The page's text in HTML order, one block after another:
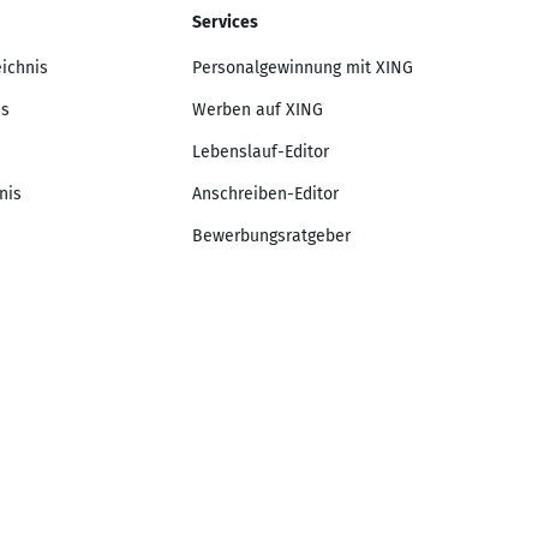
Services
Personalgewinnung mit XING
Werben auf XING
Lebenslauf-Editor
Anschreiben-Editor
Bewerbungsratgeber